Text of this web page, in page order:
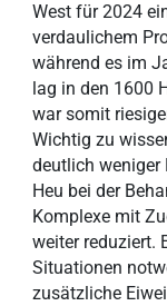
West für 2024
verdaulichem
während es im
lag in den 1600
war somit
Wichtig zu
deutlich weniger
Heu bei der
Komplexe mit
weiter reduziert.
Situationen
zusätzliche